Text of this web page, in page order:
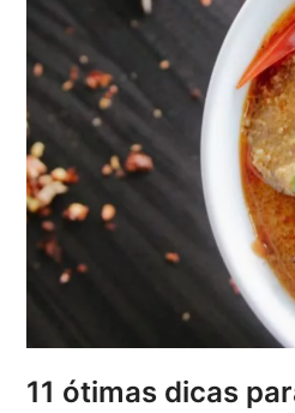
11 ótimas dicas